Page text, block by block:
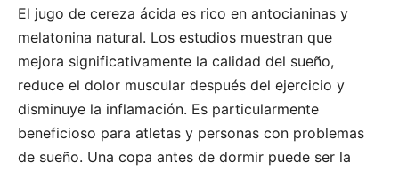
El jugo de cereza ácida es rico en antocianinas y
melatonina natural. Los estudios muestran que
mejora significativamente la calidad del sueño,
reduce el dolor muscular después del ejercicio y
disminuye la inflamación. Es particularmente
beneficioso para atletas y personas con problemas
de sueño. Una copa antes de dormir puede ser la